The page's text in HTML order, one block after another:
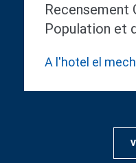
Recensement
Population et
A l'hotel el